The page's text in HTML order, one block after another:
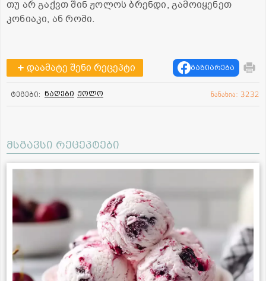
თუ არ გაქვთ შინ ჟოლოს ბრენდი, გამოიყენეთ
კონიაკი, ან რომი.
დაამატე შენი რეცეპტი გაზიარება
ტეგები: ნაღები ჟოლო ნანახია: 3232
მსგავსი რეცეპტები